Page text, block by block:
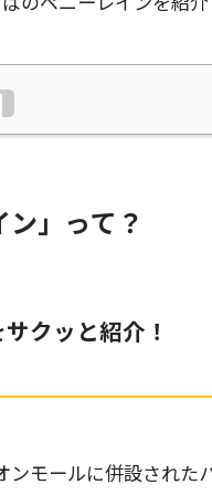
ン」って？
クッと紹介！
ンモールに併設された